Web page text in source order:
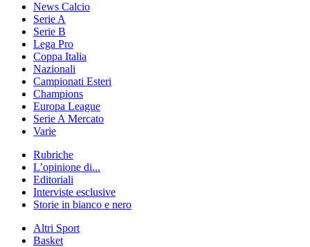
News Calcio
Serie A
Serie B
Lega Pro
Coppa Italia
Nazionali
Campionati Esteri
Champions
Europa League
Serie A Mercato
Varie
Rubriche
L’opinione di...
Editoriali
Interviste esclusive
Storie in bianco e nero
Altri Sport
Basket